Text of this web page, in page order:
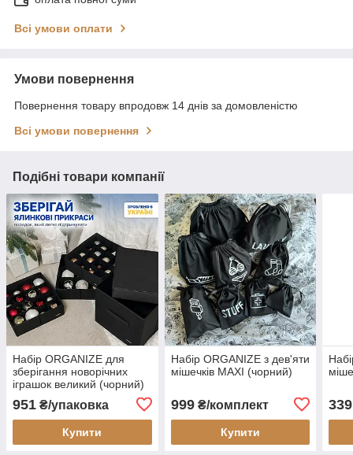
Всі умови оплати
Умови повернення
Повернення товару впродовж 14 днів за домовленістю
Всі умови повернення
Подібні товари компанії
Набір ORGANIZE для
зберігання новорічних
іграшок великий (чорний)
951 ₴/упаковка
Купити
Набір ORGANIZE з дев'яти
мішечків MAXI (чорний)
999₴/комплект
Купити
339